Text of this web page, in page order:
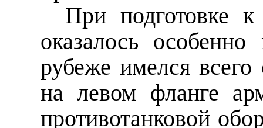
При подготовке к
оказалось
рубеже имелся
на левом фланге
противотанковой